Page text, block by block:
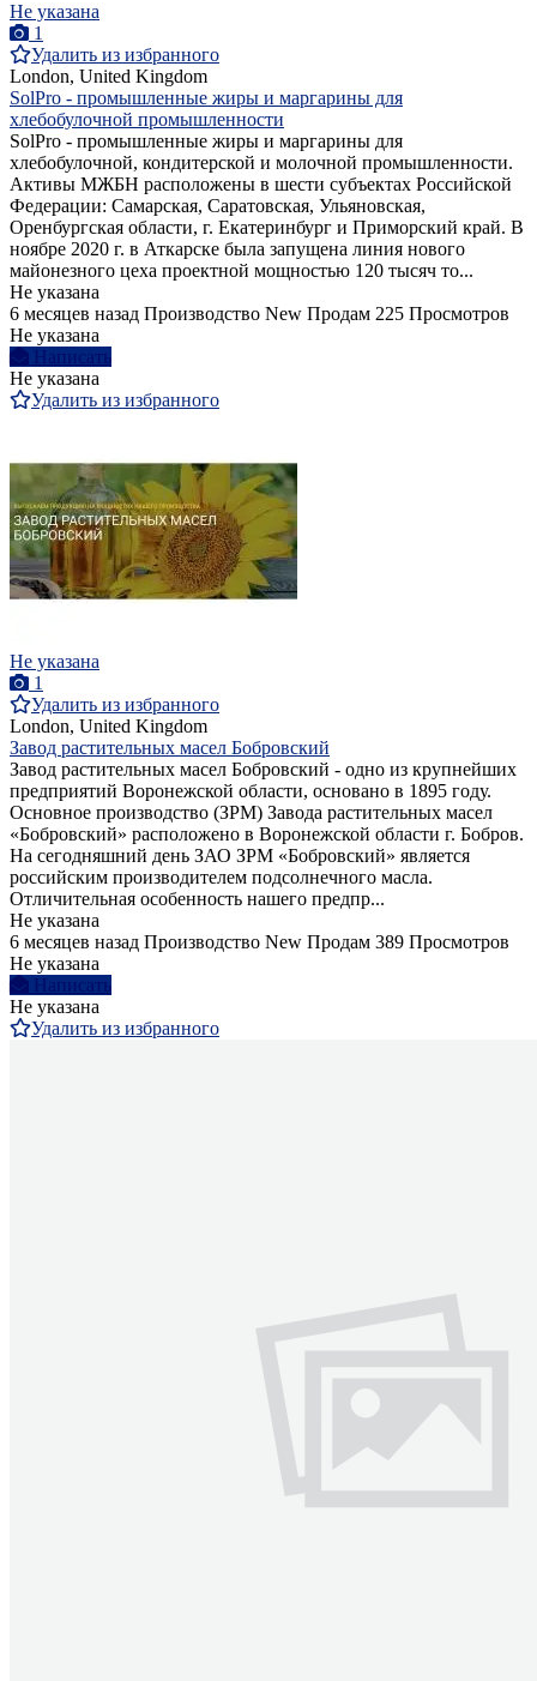
Не указана
1
Удалить из избранного
London, United Kingdom
SolPro - промышленные жиры и маргарины для
хлебобулочной промышленности
SolPro - промышленные жиры и маргарины для
хлебобулочной, кондитерской и молочной промышленности.
Активы МЖБН расположены в шести субъектах Российской
Федерации: Самарская, Саратовская, Ульяновская,
Оренбургская области, г. Екатеринбург и Приморский край. В
ноябре 2020 г. в Аткарске была запущена линия нового
майонезного цеха проектной мощностью 120 тысяч то...
Не указана
6 месяцев назад Производство New Продам 225 Просмотров
Не указана
Написать
Не указана
Удалить из избранного
Не указана
1
Удалить из избранного
London, United Kingdom
Завод растительных масел Бобровский
Завод растительных масел Бобровский - одно из крупнейших
предприятий Воронежской области, основано в 1895 году.
Основное производство (ЗРМ) Завода растительных масел
«Бобровский» расположено в Воронежской области г. Бобров.
На сегодняшний день ЗАО ЗРМ «Бобровский» является
российским производителем подсолнечного масла.
Отличительная особенность нашего предпр...
Не указана
6 месяцев назад Производство New Продам 389 Просмотров
Не указана
Написать
Не указана
Удалить из избранного